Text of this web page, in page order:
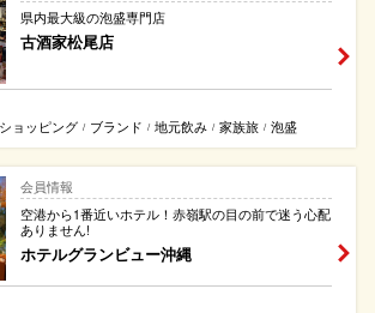
県内最大級の泡盛専門店
古酒家松尾店
ショッピング / ブランド / 地元飲み / 家族旅 / 泡盛
会員情報
空港から1番近いホテル！赤嶺駅の目の前で迷う心配
ありません!
ホテルグランビュー沖縄